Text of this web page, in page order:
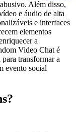
Além disso,
e áudio de alta
​​e interfaces
elementos
a
Video Chat é
transformar a
evento social